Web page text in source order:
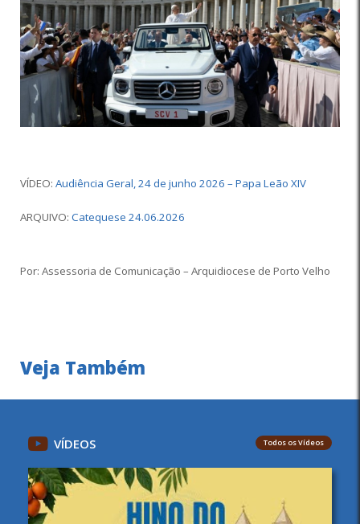
VÍDEO: Audiência Geral, 24 de junho 2026 – Papa Leão XIV
ARQUIVO: Catequese 24.06.2026
Por: Assessoria de Comunicação – Arquidiocese de Porto Velho
Veja Também
VÍDEOS Todos os Vídeos